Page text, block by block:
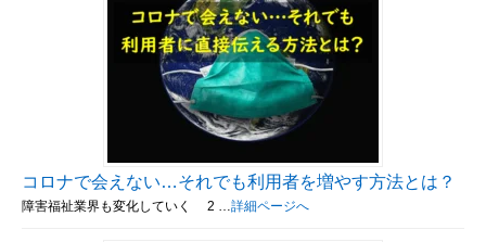
コロナで会えない…それでも利用者を増やす方法とは？
障害福祉業界も変化していく 2 …詳細ページへ